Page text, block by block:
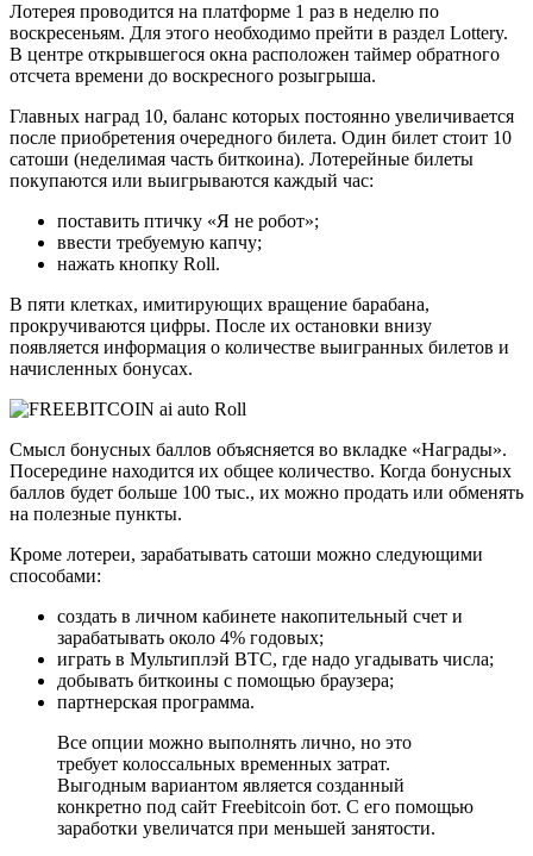
Лотерея проводится на платформе 1 раз в неделю по
воскресеньям. Для этого необходимо прейти в раздел Lottery.
В центре открывшегося окна расположен таймер обратного
отсчета времени до воскресного розыгрыша.
Главных наград 10, баланс которых постоянно увеличивается
после приобретения очередного билета. Один билет стоит 10
сатоши (неделимая часть биткоина). Лотерейные билеты
покупаются или выигрываются каждый час:
поставить птичку «Я не робот»;
ввести требуемую капчу;
нажать кнопку Roll.
В пяти клетках, имитирующих вращение барабана,
прокручиваются цифры. После их остановки внизу
появляется информация о количестве выигранных билетов и
начисленных бонусах.
Смысл бонусных баллов объясняется во вкладке «Награды».
Посередине находится их общее количество. Когда бонусных
баллов будет больше 100 тыс., их можно продать или обменять
на полезные пункты.
Кроме лотереи, зарабатывать сатоши можно следующими
способами:
создать в личном кабинете накопительный счет и
зарабатывать около 4% годовых;
играть в Мультиплэй BTC, где надо угадывать числа;
добывать биткоины с помощью браузера;
партнерская программа.
Все опции можно выполнять лично, но это
требует колоссальных временных затрат.
Выгодным вариантом является созданный
конкретно под сайт Freebitcoin бот. С его помощью
заработки увеличатся при меньшей занятости.